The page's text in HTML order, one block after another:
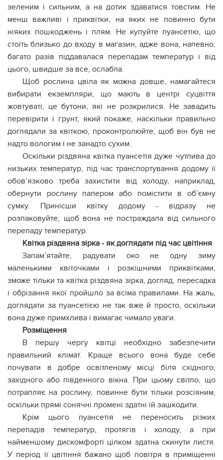
зеленим і сильним, а на дотик здаватися товстим. Не
менш важливі і приквітки, на яких не повинно бути
ніяких пошкоджень і плям. Не купуйте пуансетію, що
стоїть близько до входу в магазин, адже вона, напевно,
багато разів піддавалася перепадам температур і від
цього, швидше за все, ослабла.
Щоб рослина цвіла як можна довше, намагайтеся
вибирати екземпляри, що мають в центрі суцвіття
жовтуваті, це бутони, які не розкрилися. Не завадить
перевірити і грунт, який покаже, наскільки правильно
доглядали за квіткою, проконтролюйте, щоб він був не
надто вологим і не занадто сухим.
Оскільки різдвяна квітка пуансетія дуже чутлива до
низьких температур, під час транспортування додому її
обов’язково треба захистити від холоду, наприклад,
обернути рослину папером або помістити в об’ємну
сумку. Принісши квітку додому - відразу не
розпаковуйте, щоб вона не постраждала від сильного
перепаду температур.
Квітка різдвяна зірка - як доглядати під час цвітіння
Запам’ятайте, радувати око не одну зиму
маленькими квіточками і розкішними приквітками,
зможе тільки та квітка різдвяна зірка, догляд, пересадка
і обрізання якої пройшло за всіма правилами. На жаль,
доглядати за пуансетією не так вже й просто, оскільки
вона дуже примхлива і вимагає чимало уваги.
Розміщення
В першу чергу квітці необхідно забезпечити
правильний клімат. Краще всього вона буде себе
почувати в добре освітленому місці біля східного,
західного або південного вікна. При цьому світло, що
потрапляє на рослину, повинне бути тільки розсіяним,
оскільки прямі сонячні промені здатні їй зашкодити.
Крім цього пуансетія не переносить різких
перепадів температур, протягів і холоду, а при
найменшому дискомфорті цілком здатна скинути листя.
У період її цвітіння бажано щоб повітря в приміщенні